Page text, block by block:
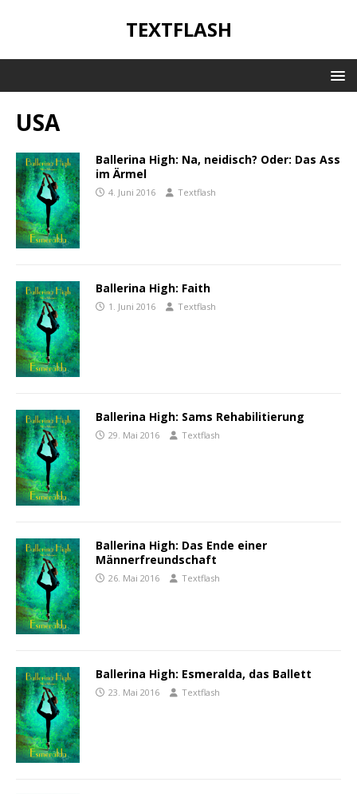
TEXTFLASH
USA
Ballerina High: Na, neidisch? Oder: Das Ass
im Ärmel
4. Juni 2016 Textflash
Ballerina High: Faith
1. Juni 2016 Textflash
Ballerina High: Sams Rehabilitierung
29. Mai 2016 Textflash
Ballerina High: Das Ende einer
Männerfreundschaft
26. Mai 2016 Textflash
Ballerina High: Esmeralda, das Ballett
23. Mai 2016 Textflash